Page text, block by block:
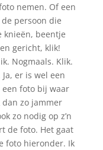
nemen. Of een
persoon die
knieën, beentje
gericht, klik!
Nogmaals. Klik.
er is wel een
foto bij waar
zo jammer
zo nodig op z’n
de foto. Het gaat
foto hieronder. Ik